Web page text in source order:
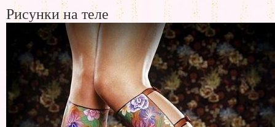
Рисунки на теле